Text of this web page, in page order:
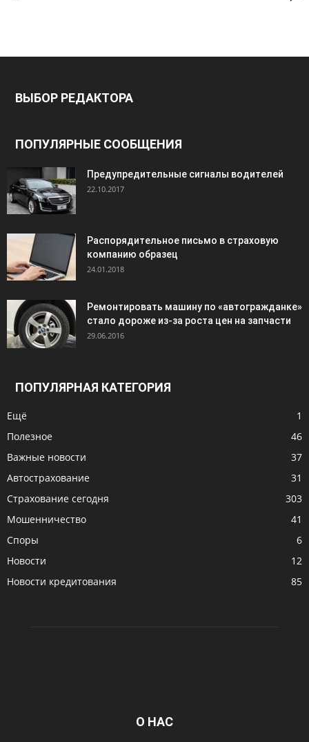
ВЫБОР РЕДАКТОРА
ПОПУЛЯРНЫЕ СООБЩЕНИЯ
Предупредительные сигналы водителей
22.10.2017
Распорядительное письмо в страховую
компанию образец
24.01.2018
Ремонтировать машину по «автогражданке»
стало дороже из-за роста цен на запчасти
29.06.2016
ПОПУЛЯРНАЯ КАТЕГОРИЯ
Ещё
1
Полезное
46
Важные новости
37
Автострахование
31
Страхование сегодня
303
Мошенничество
41
Споры
6
Новости
12
Новости кредитования
85
О НАС